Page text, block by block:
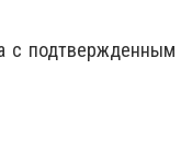
с подтвержденным